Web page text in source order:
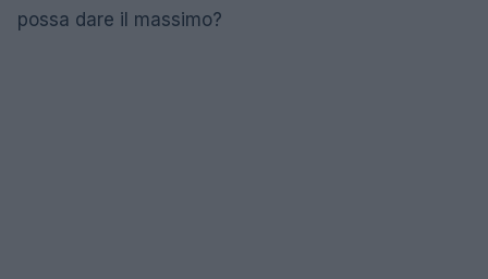
possa dare il massimo?